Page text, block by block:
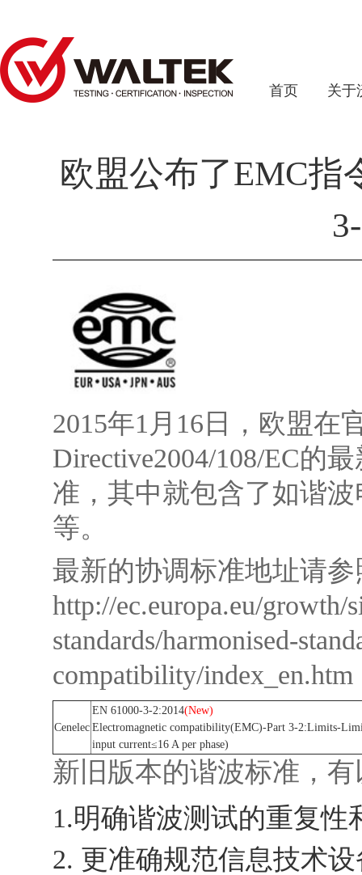
首页 关于
欧盟公布了EMC指
2015年1月16日，欧盟在
Directive2004/108/EC的
准，其中就包含了如谐波
等。
最新的协调标准地址请参
http://ec.europa.eu/growth/
standards/harmonised-
compatibility/index_en.htm
Cenelec
EN 61000-3-2:2014(New)
Electromagnetic compatibility(EMC)-Part 3-2:Limits-
input current≤16 A per phase)
新旧版本的谐波标准，
1.明确谐波测试的重复性
2. 更准确规范信息技术